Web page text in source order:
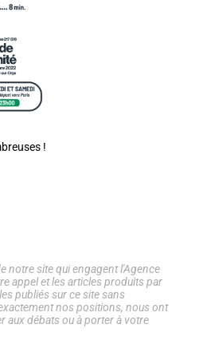
!
notre site qui engagent l'Agence
appel et les articles produits par
publiés sur ce site sans
nos positions, nous ont
aux débats ou à porter à votre